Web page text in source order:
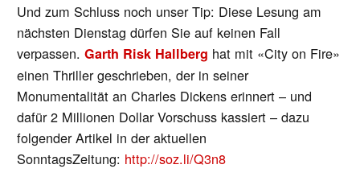
Und zum Schluss noch unser Tip: Diese Lesung am
nächsten Dienstag dürfen Sie auf keinen Fall
verpassen.Garth Risk Hallberg hat mit «City on Fire»
einen Thriller geschrieben, der in seiner
Monumentalität an Charles Dickens erinnert – und
dafür 2 Millionen Dollar Vorschuss kassiert – dazu
folgender Artikel in der aktuellen
SonntagsZeitung: http://soz.li/Q3n8